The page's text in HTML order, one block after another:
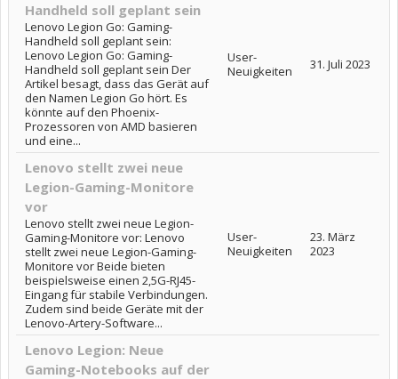
Handheld soll geplant sein
Lenovo Legion Go: Gaming-
Handheld soll geplant sein:
Lenovo Legion Go: Gaming-
Handheld soll geplant sein Der
Artikel besagt, dass das Gerät auf
den Namen Legion Go hört. Es
könnte auf den Phoenix-
Prozessoren von AMD basieren
und eine...
User-
Neuigkeiten
31. Juli 2023
Lenovo stellt zwei neue
Legion-Gaming-Monitore
vor
Lenovo stellt zwei neue Legion-
Gaming-Monitore vor: Lenovo
stellt zwei neue Legion-Gaming-
Monitore vor Beide bieten
beispielsweise einen 2,5G-RJ45-
Eingang für stabile Verbindungen.
Zudem sind beide Geräte mit der
Lenovo-Artery-Software...
User-
Neuigkeiten
23. März
2023
Lenovo Legion: Neue
Gaming-Notebooks auf der